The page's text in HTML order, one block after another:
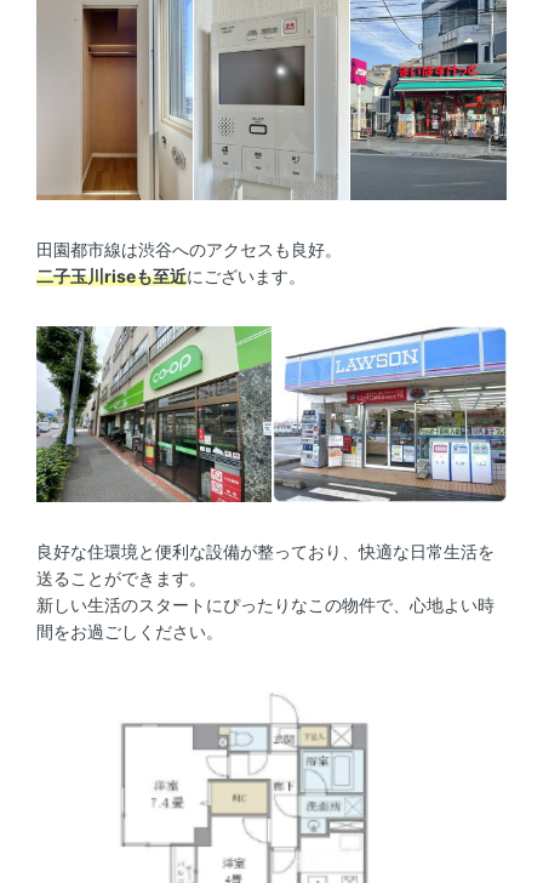
田園都市線は渋谷へのアクセスも良好。
二子玉川riseも至近にございます。
良好な住環境と便利な設備が整っており、快適な日常生活を
送ることができます。
新しい生活のスタートにぴったりなこの物件で、心地よい時
間をお過ごしください。